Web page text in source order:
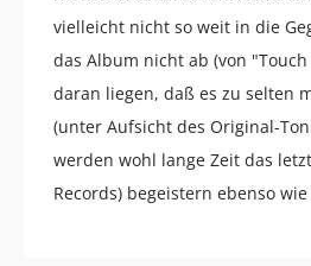
vielleicht nicht so weit in die
das Album nicht ab (von
daran liegen, daß es zu selten
(unter Aufsicht des Original-
werden wohl lange Zeit das
Records) begeistern ebenso